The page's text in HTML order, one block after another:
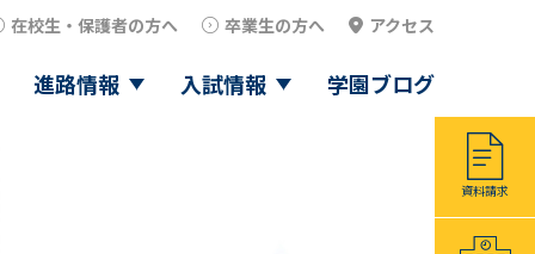
在校生・保護者の方へ 卒業生の方へ アクセス
進路情報 入試情報 学園ブログ
資料請求